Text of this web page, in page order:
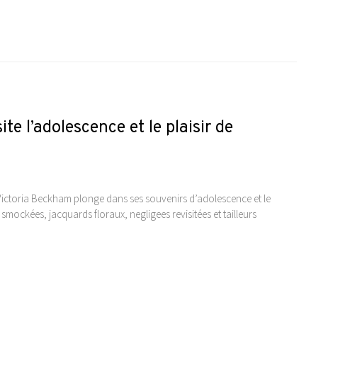
l’adolescence et le plaisir de
Beckham plonge dans ses souvenirs d’adolescence et le
jacquards floraux, negligees revisitées et tailleurs